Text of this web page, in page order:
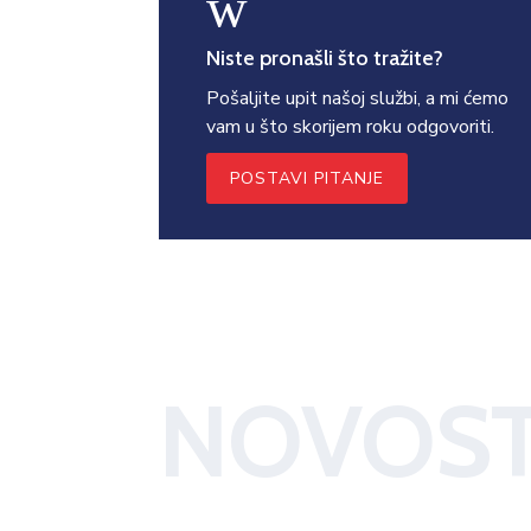
Niste pronašli što tražite?
Pošaljite upit našoj službi, a mi ćemo
vam u što skorijem roku odgovoriti.
POSTAVI PITANJE